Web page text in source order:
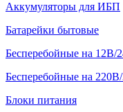
Аккумуляторы для ИБП
Батарейки бытовые
Бесперебойные на 12В/
Бесперебойные на
Блоки питания